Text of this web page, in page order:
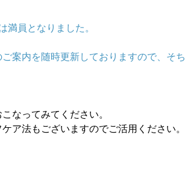
満員となりました。
案内を随時更新しておりますので、そち
なってみてください。
ア法もございますのでご活用ください。